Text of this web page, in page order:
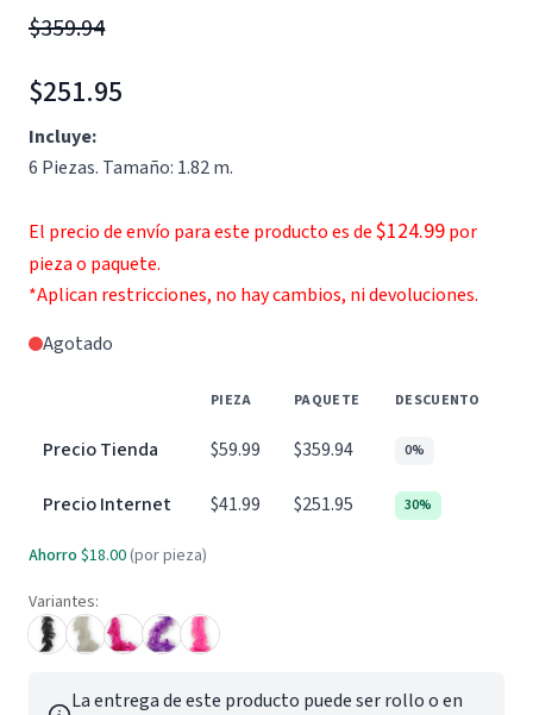
$359.94
$251.95
Incluye:
6 Piezas. Tamaño: 1.82 m.
El precio de envío para este producto es de$124.99por
pieza o paquete.
*Aplican restricciones, no hay cambios, ni devoluciones.
Agotado
PIEZA PAQUETE DESCUENTO
Precio Tienda $59.99 $359.94 0%
Precio Internet $41.99 $251.95 30%
Ahorro $18.00 (por pieza)
Variantes:
La entrega de este producto puede ser rollo o en